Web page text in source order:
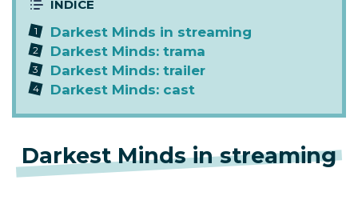
Darkest Minds in streaming
Darkest Minds: trama
Darkest Minds: trailer
Darkest Minds: cast
Darkest Minds in streaming